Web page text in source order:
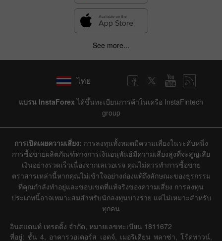
See more...
ไทย
แบรน InstaForex ได้ขึ้นทะเบียนการค้าในเครือ InstaFintech
group
การเปิดเผยความเสี่ยง: การลงทุนทั้งหมดมีความเสี่ยงในระดับหนึ่ง
การซื้อขายผลิตภัณฑ์ทางการเงินอนุพันธ์มีความเสี่ยงสูงที่จะสูญเสีย
เงินอย่างรวดเร็วเนื่องจากเลเวอเรจ คุณไม่ควรทำการซื้อขาย
ตราสารเหล่านี้หากคุณไม่เข้าใจอย่างถ่องแท้ถึงลักษณะของธุรกรรม
ที่คุณกำลังทำอยู่และขอบเขตที่แท้จริงของความเสี่ยง การลงทุน
ประเภทนี้อาจเหมาะสมสำหรับนักลงทุนบางราย แต่ไม่เหมาะสำหรับ
ทุกคน
อินสแตนท์ เทรดดิ้ง จำกัด, หมายเลขทะเบียน 1811672
ที่อยู่: ชั้น 4, อาคารวอเตอร์ส เอดจ์, เมอริเดียน พลาซ่า, โร้ดทาวน์,